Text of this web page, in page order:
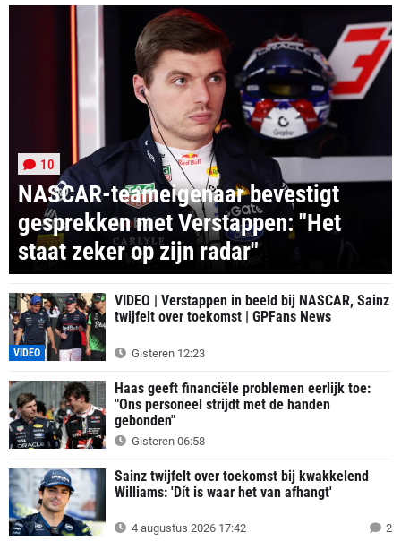
NASCAR-teameigenaar bevestigt
gesprekken met Verstappen: "Het
staat zeker op zijn radar"
10
VIDEO
VIDEO | Verstappen in beeld bij NASCAR, Sainz
twijfelt over toekomst | GPFans News
Gisteren 12:23
Haas geeft financiële problemen eerlijk toe:
"Ons personeel strijdt met de handen
gebonden"
Gisteren 06:58
Sainz twijfelt over toekomst bij kwakkelend
Williams: 'Dít is waar het van afhangt'
4 augustus 2026 17:42 2